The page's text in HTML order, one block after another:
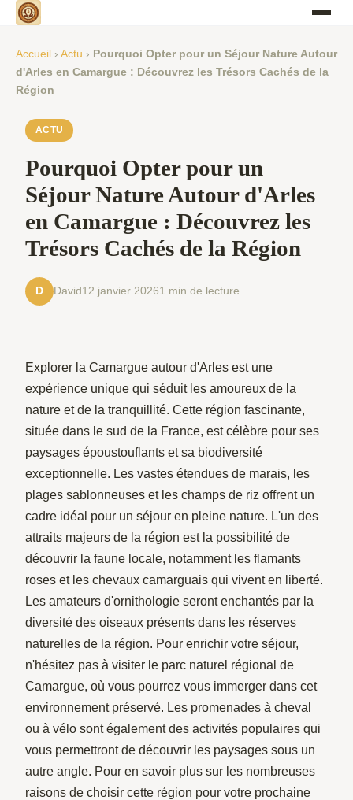
Accueil › Actu › Pourquoi Opter pour un Séjour Nature Autour
d'Arles en Camargue : Découvrez les Trésors Cachés de la
Région
ACTU
Pourquoi Opter pour un
Séjour Nature Autour d'Arles
en Camargue : Découvrez les
Trésors Cachés de la Région
D David12 janvier 20261 min de lecture
Explorer la Camargue autour d'Arles est une
expérience unique qui séduit les amoureux de la
nature et de la tranquillité. Cette région fascinante,
située dans le sud de la France, est célèbre pour ses
paysages époustouflants et sa biodiversité
exceptionnelle. Les vastes étendues de marais, les
plages sablonneuses et les champs de riz offrent un
cadre idéal pour un séjour en pleine nature. L'un des
attraits majeurs de la région est la possibilité de
découvrir la faune locale, notamment les flamants
roses et les chevaux camarguais qui vivent en liberté.
Les amateurs d'ornithologie seront enchantés par la
diversité des oiseaux présents dans les réserves
naturelles de la région. Pour enrichir votre séjour,
n'hésitez pas à visiter le parc naturel régional de
Camargue, où vous pourrez vous immerger dans cet
environnement préservé. Les promenades à cheval
ou à vélo sont également des activités populaires qui
vous permettront de découvrir les paysages sous un
autre angle. Pour en savoir plus sur les nombreuses
raisons de choisir cette région pour votre prochaine